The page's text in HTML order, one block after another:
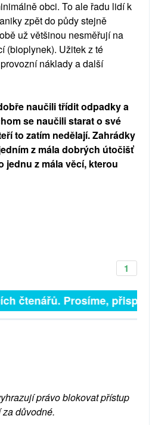
obci. To ale řadu lidí k
zpět do půdy stejně
už většinou nesměřují na
(bioplynek). Užitek z té
náklady a další
naučili třídit odpadky a
se naučili starat o své
to zatím nedělají. Zahrádky
z mála dobrých útočišť
jednu z mála věcí, kterou
1
Prosíme, přispějte. ➥
právo blokovat přístup
důvodné.